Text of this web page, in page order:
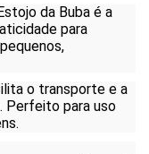
da Buba é a
para
o transporte e a
Perfeito para uso